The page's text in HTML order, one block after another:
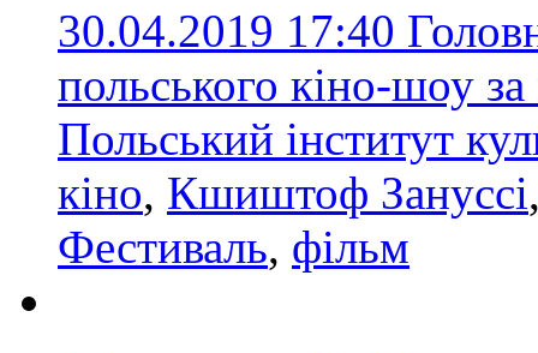
30.04.2019 17:40
польського кіно-шоу
Польський інститут
кіно, Кшиштоф Зануссі
Фестиваль, фільм